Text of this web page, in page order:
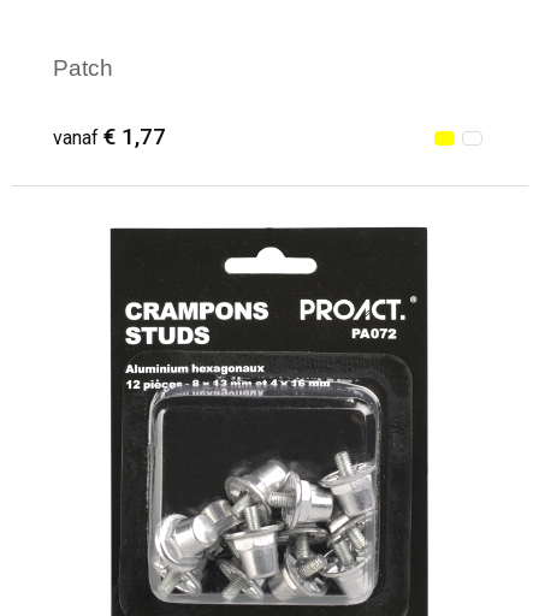
Patch
vanaf € 1,77
Minimale afname: 13